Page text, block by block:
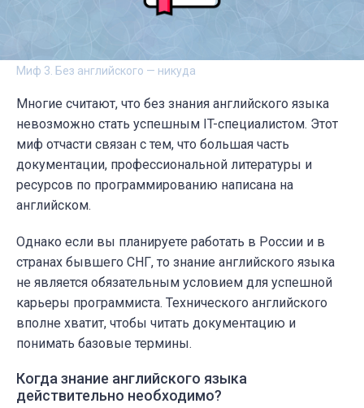
Миф 3. Без английского — никуда
Многие считают, что без знания английского языка
невозможно стать успешным IT-специалистом. Этот
миф отчасти связан с тем, что большая часть
документации, профессиональной литературы и
ресурсов по программированию написана на
английском.
Однако если вы планируете работать в России и в
странах бывшего СНГ, то знание английского языка
не является обязательным условием для успешной
карьеры программиста. Технического английского
вполне хватит, чтобы читать документацию и
понимать базовые термины.
Когда знание английского языка
действительно необходимо?